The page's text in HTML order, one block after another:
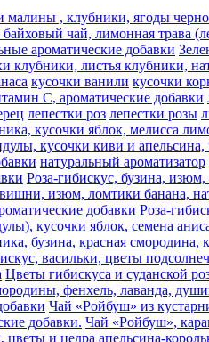
малины , клубники, ягоды
чай, лимонная трава
ароматические добавки
клубники, листья клубники,
кусочки ванили кусочки
С, ароматические добавки
лепестки роз лепестки розы
кусочки яблок, мелисса
кусочки киви и
натуральный ароматизатор
Роза-гибискус, бузина,
изюм, ломтики банана,
добавки Роза-
кусочки яблок, семена
бузина, красная смородина,
васильки, цветы
Цветы гибискуса и суданской
фенхель, лаванда,
Чай «Ройбуш» из
добавки. Чай «Ройбуш»,
и цедра апельсина-